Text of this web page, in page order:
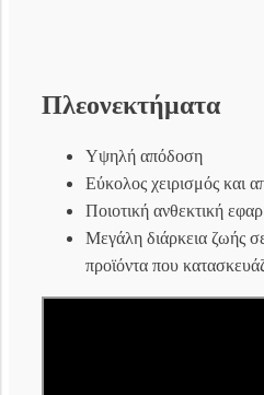
Πλεονεκτήματα
Υψηλή απόδοση
Εύκολος χειρισμός και
Ποιοτική ανθεκτική
Μεγάλη διάρκεια ζωής
προϊόντα που